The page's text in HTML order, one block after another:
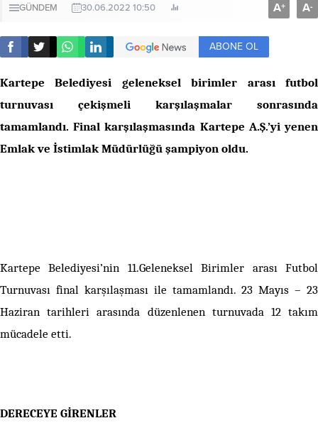
GÜNDEM 30.06.2022 10:50 A+ A-
ABONE OL
Kartepe Belediyesi geleneksel birimler arası futbol
turnuvası çekişmeli karşılaşmalar sonrasında
tamamlandı. Final karşılaşmasında Kartepe A.Ş.’yi yenen
Emlak ve İstimlak Müdürlüğü şampiyon oldu.
Kartepe Belediyesi’nin 11.Geleneksel Birimler arası Futbol
Turnuvası final karşılaşması ile tamamlandı. 23 Mayıs – 23
Haziran tarihleri arasında düzenlenen turnuvada 12 takım
mücadele etti.
DERECEYE GİRENLER